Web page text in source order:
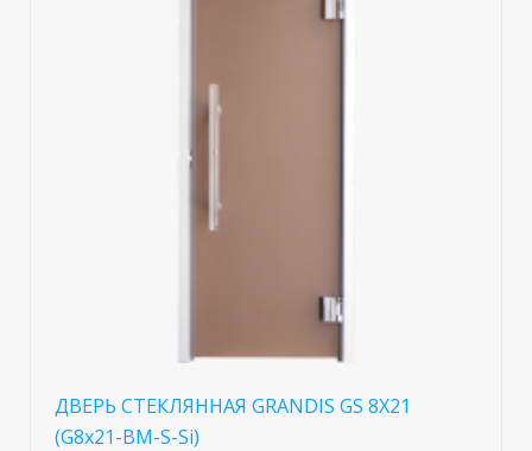
ДВЕРЬ СТЕКЛЯННАЯ GRANDIS GS 8X21
(G8x21-BM-S-Si)